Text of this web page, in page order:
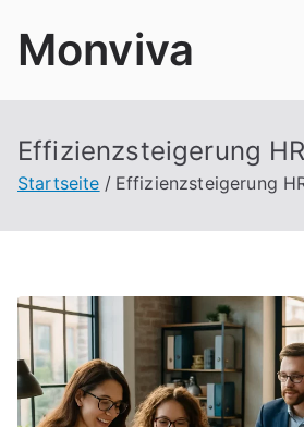
InhaltMonviva
Effizienzsteigerung HR
Startseite Effizienzsteigerung